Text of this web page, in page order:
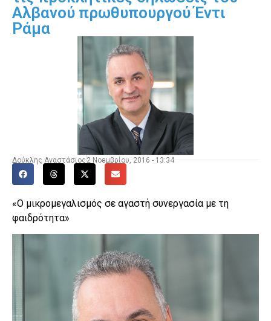
Αλβανού πρωθυπουργού Έντι
Ράμα
Δούκλης Αναστάσιος 2 Νοεμβρίου, 2016 - 13:34
«Ο μικρομεγαλισμός σε αγαστή συνεργασία με τη
φαιδρότητα»